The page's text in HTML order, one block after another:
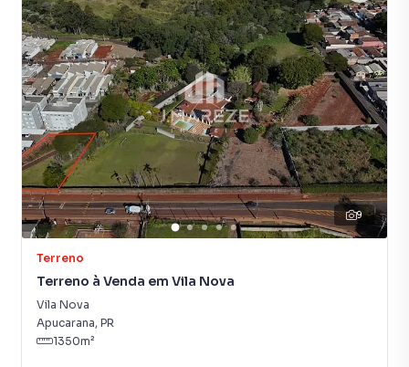
9
Terreno
Terreno à Venda em Vila Nova
Vila Nova
Apucarana, PR
1350m²